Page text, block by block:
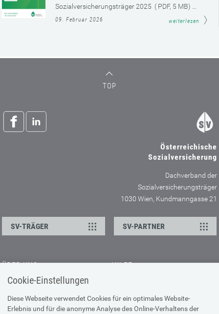
Cookie-Einstellungen
Diese Webseite verwendet Cookies für ein optimales Website-
Erlebnis und für die anonyme Analyse des Online-Verhaltens der
Sozialversicherungsträger 2025 ( PDF, 5 MB) ...
09. Februar 2026 weiterlesen
TOP
Österreichische
Sozialversicherung
Dachverband der
Sozialversicherungsträger
1030 Wien, Kundmanngasse 21
SV-TRÄGER SV-PARTNER
ÜBER UNS
Kontakt
Offene Stellen
Presse
HILFE
Browser-Info & Sicherheit
Hilfe zur Suche